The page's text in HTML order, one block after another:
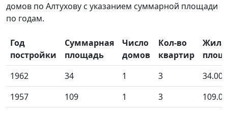
домов по Алтухову с указанием суммарной площади
по годам.
Год
постройки
Суммарная
площадь
Число
домов
Кол-во
квартир
1962
34 1 3
34.00
1957
109 1 3 109.00